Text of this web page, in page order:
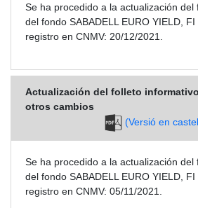
Se ha procedido a la actualización del
del fondo SABADELL EURO YIELD,
registro en CNMV: 20/12/2021.
Actualización del folleto
otros cambios
(Versió en
Se ha procedido a la actualización del
del fondo SABADELL EURO YIELD,
registro en CNMV: 05/11/2021.